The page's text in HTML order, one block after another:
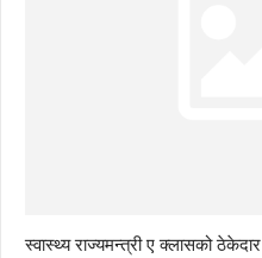
स्वास्थ्य राज्यमन्त्री ए क्लासको ठेकेदार